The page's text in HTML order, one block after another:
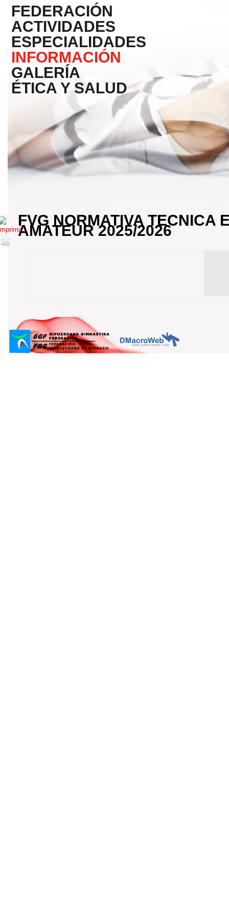
FEDERACIÓN
ACTIVIDADES
ESPECIALIDADES
INFORMACIÓN
GALERÍA
ÉTICA Y SALUD
FVG NORMATIVA TECNICA
AMATEUR 2025/2026